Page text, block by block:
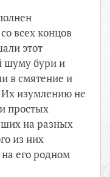
всех концов
этот
бури и
в смятение и
изумлению не
простых
на разных
из них
его родном